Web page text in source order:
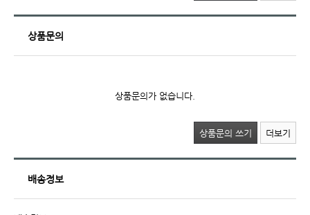
상품문의
상품문의가 없습니다.
상품문의 쓰기 더보기
배송정보